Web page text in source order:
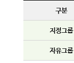
구분
지정그룹
자유그룹